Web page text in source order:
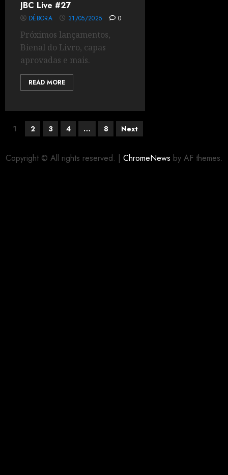
JBC Live #27
DÉBORA 31/05/2025 0
Próximos lançamentos,
Bienal do Livro, capas
aprovadas e mais.
READ MORE
1 2 3 4 … 8 Next
Copyright © All rights reserved. | ChromeNews by AF themes.